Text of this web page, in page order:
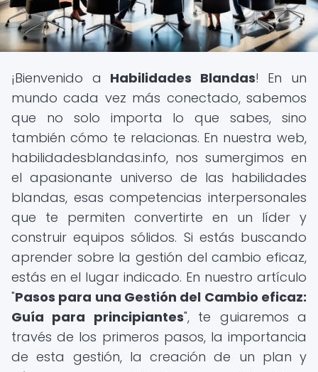
¡Bienvenido a Habilidades Blandas! En un
mundo cada vez más conectado, sabemos
que no solo importa lo que sabes, sino
también cómo te relacionas. En nuestra web,
habilidadesblandas.info, nos sumergimos en
el apasionante universo de las habilidades
blandas, esas competencias interpersonales
que te permiten convertirte en un líder y
construir equipos sólidos. Si estás buscando
aprender sobre la gestión del cambio eficaz,
estás en el lugar indicado. En nuestro artículo
"Pasos para una Gestión del Cambio eficaz:
Guía para principiantes", te guiaremos a
través de los primeros pasos, la importancia
de esta gestión, la creación de un plan y